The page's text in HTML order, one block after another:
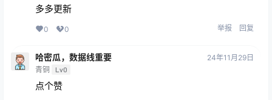
多多更新
0 0 举报 回复
哈密瓜，数据线重要
青铜 Lv0
24年11月29日
点个赞